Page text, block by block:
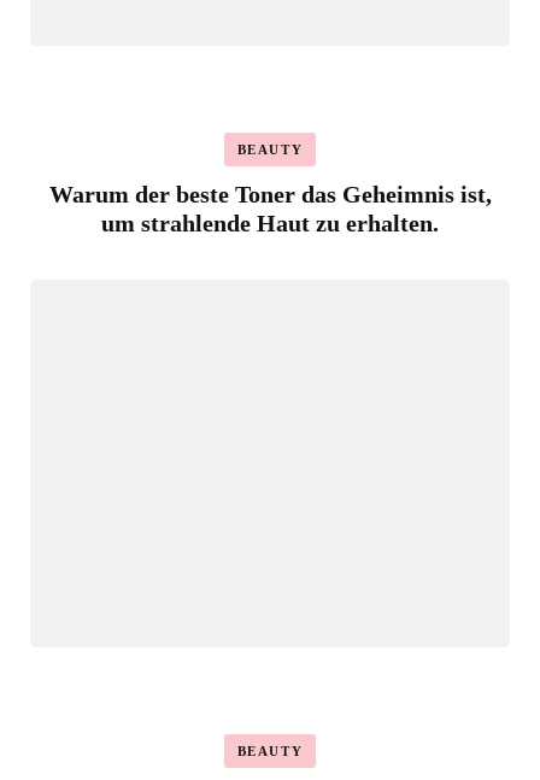
BEAUTY
Warum der beste Toner das Geheimnis ist,
um strahlende Haut zu erhalten.
BEAUTY